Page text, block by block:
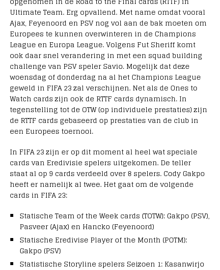
Ultimate Team. Erg opvallend. Met name omdat vooral
Ajax, Feyenoord en PSV nog vol aan de bak moeten om
Europees te kunnen overwinteren in de Champions
League en Europa League. Volgens Fut Sheriff komt
ook daar snel verandering in met een squad building
challenge van PSV speler Savio. Mogelijk dat deze
woensdag of donderdag na al het Champions League
geweld in FIFA 23 zal verschijnen. Net als de Ones to
Watch cards zijn ook de RTTF cards dynamisch. In
tegenstelling tot de OTW (op individuele prestaties) zijn
de RTTF cards gebaseerd op prestaties van de club in
een Europees toernooi.
In FIFA 23 zijn er op dit moment al heel wat speciale
cards van Eredivisie spelers uitgekomen. De teller
staat al op 9 cards verdeeld over 8 spelers. Cody Gakpo
heeft er namelijk al twee. Het gaat om de volgende
cards in FIFA 23:
Statische Team of the Week cards (TOTW): Gakpo (PSV),
Pasveer (Ajax) en Hancko (Feyenoord)
Statische Eredivise Player of the Month (POTM):
Gakpo (PSV)
Statistische Storyline spelers Seizoen 1: Kasanwirjo